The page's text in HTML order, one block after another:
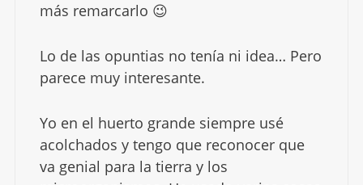
más remarcarlo 😉
Lo de las opuntias no tenía ni idea… Pero
parece muy interesante.
Yo en el huerto grande siempre usé
acolchados y tengo que reconocer que
va genial para la tierra y los